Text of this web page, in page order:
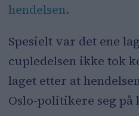
hendelsen.
Spesielt var det ene
cupledelsen ikke tok
laget etter at
Oslo-politikere seg